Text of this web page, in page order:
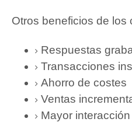
Otros beneficios de los
Respuestas
Transacciones
Ahorro de costes
Ventas
Mayor